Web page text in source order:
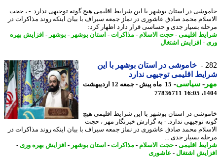
در استان بوشهر با این شرایط اقلیمی هیچ گونه توجیهی ندارد. - ، حجت
محمد صادق عاشوری در نماز جمعه سیراف با بیان اینکه روند مذاکرات در
بسیار جدی و حساسی قرار دارد اظهار کرد:
اقلیمی-حجت الاسلام-مذاکرات- استان بوشهر-بوشهر-افزایش بهره
- افزایش اشتغال
خاموشی در استان بوشهر با این
اقلیمی توجیهی ندارد
-سیاسی-
15 ماه پیش - جمعه 12 اردیبهشت
77836711
در استان بوشهر با این شرایط اقلیمی هیچ
توجیهی ندارد. - به گزارش خبرنگار مهر ، حجت
محمد صادق عاشوری در نماز جمعه سیراف با بیان اینکه روند مذاکرات در
بسیار جدی ...
اقلیمی-حجت الاسلام-مذاکرات- استان بوشهر-افزایش بهره وری -
اشتغال-عاشوری